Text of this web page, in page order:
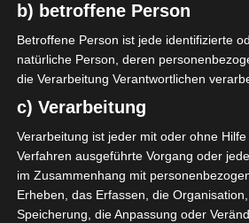
Zutaten
Blütenform:
b) betroffene Person
Betroffene Person ist jede identifizierte
natürliche Person, deren
die Verarbeitung Verantwortlichen
c) Verarbeitung
Verarbeitung ist jeder mit oder ohne
Verfahren ausgeführte Vorgang oder
im Zusammenhang mit
Erheben, das Erfassen, die
Speicherung, die Anpassung oder